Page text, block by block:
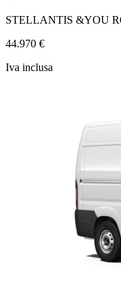
STELLANTIS &YOU
44.970 €
Iva inclusa